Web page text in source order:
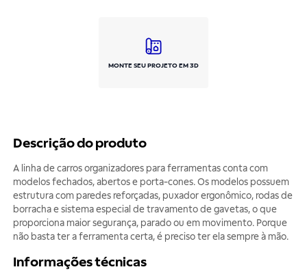
MONTE SEU PROJETO EM 3D
Descrição do produto
A linha de carros organizadores para ferramentas conta com
modelos fechados, abertos e porta-cones. Os modelos possuem
estrutura com paredes reforçadas, puxador ergonômico, rodas de
borracha e sistema especial de travamento de gavetas, o que
proporciona maior segurança, parado ou em movimento. Porque
não basta ter a ferramenta certa, é preciso ter ela sempre à mão.
Informações técnicas